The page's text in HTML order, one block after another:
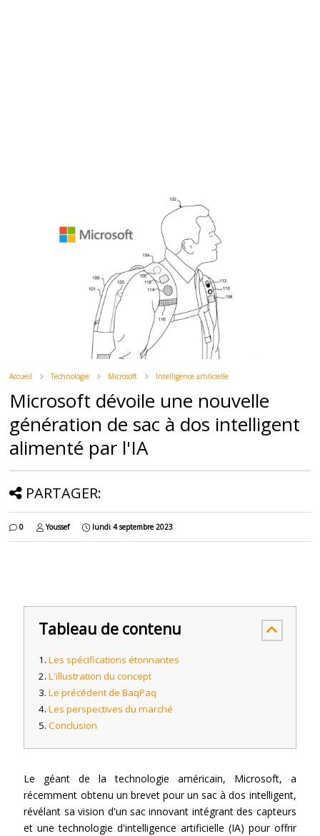
Accueil Technologie Microsoft Intelligence artificielle
Microsoft dévoile une nouvelle
génération de sac à dos intelligent
alimenté par l'IA
PARTAGER:
0 Youssef lundi 4 septembre 2023
Tableau de contenu
Les spécifications étonnantes
L'illustration du concept
Le précédent de BaqPaq
Les perspectives du marché
Conclusion
Le géant de la technologie américain, Microsoft, a
récemment obtenu un brevet pour un sac à dos intelligent,
révélant sa vision d'un sac innovant intégrant des capteurs
et une technologie d'intelligence artificielle (IA) pour offrir